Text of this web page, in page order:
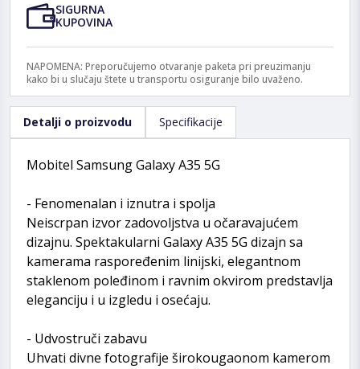
SIGURNA
KUPOVINA
NAPOMENA: Preporučujemo otvaranje paketa pri preuzimanju
kako bi u slučaju štete u transportu osiguranje bilo uvaženo.
Detalji o proizvodu Specifikacije
Mobitel Samsung Galaxy A35 5G
- Fenomenalan i iznutra i spolja
Neiscrpan izvor zadovoljstva u očaravajućem
dizajnu. Spektakularni Galaxy A35 5G dizajn sa
kamerama raspoređenim linijski, elegantnom
staklenom poleđinom i ravnim okvirom predstavlja
eleganciju i u izgledu i osećaju.
- Udvostruči zabavu
Uhvati divne fotografije širokougaonom kamerom